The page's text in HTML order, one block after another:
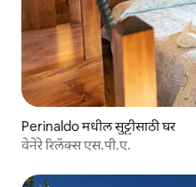
Perinaldo मधील सुट्टीसाठी घर
वेनेरे रिलॅक्स एस.पी.ए.